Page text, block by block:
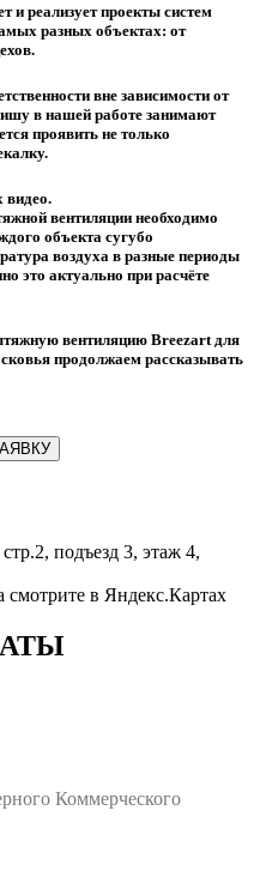
реализует проекты систем
разных объектах: от
вне зависимости от
в нашей работе занимают
проявить не только
видео.
вентиляции необходимо
объекта сугубо
воздуха в разные периоды
это актуально при расчёте
вентиляцию Breezart для
продолжаем рассказывать
подъезд 3, этаж 4,
Коммерческого